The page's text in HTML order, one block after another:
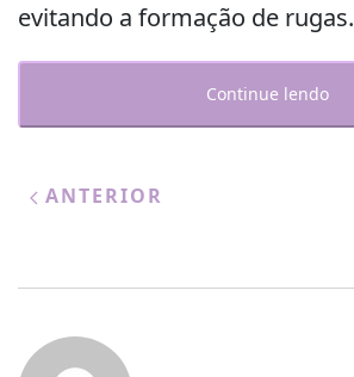
evitando a formação de rugas.
Continue lendo
ANTERIOR